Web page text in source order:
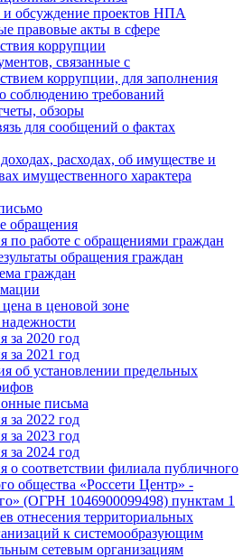
и обсуждение проектов НПА
правовые акты в сфере
коррупции
связанные с
коррупции, для заполнения
соблюдению требований
обзоры
для сообщений о фактах
расходах, об имуществе и
имущественного характера
обращения
по работе с обращениями граждан
обращения граждан
граждан
в ценовой зоне
за 2020 год
за 2021 год
об установлении предельных
письма
за 2022 год
за 2023 год
за 2024 год
о соответствии филиала публичного
общества «Россети Центр» -
(ОГРН 1046900099498) пунктам 1
отнесения территориальных
к системообразующим
сетевым организациям